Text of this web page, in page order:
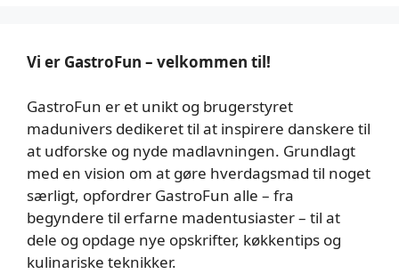
Vi er GastroFun – velkommen til!
GastroFun er et unikt og brugerstyret
madunivers dedikeret til at inspirere danskere til
at udforske og nyde madlavningen. Grundlagt
med en vision om at gøre hverdagsmad til noget
særligt, opfordrer GastroFun alle – fra
begyndere til erfarne madentusiaster – til at
dele og opdage nye opskrifter, køkkentips og
kulinariske teknikker.